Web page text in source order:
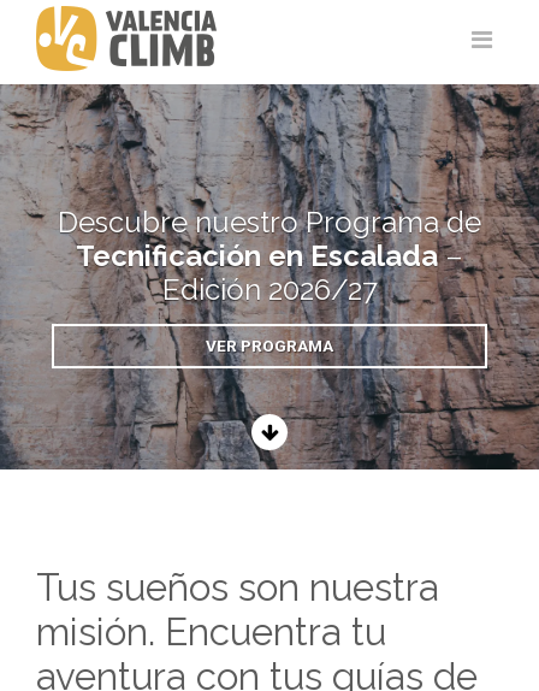
Descubre nuestro Programa de
Tecnificación en Escalada–
Edición 2026/27
VER PROGRAMA
Tus sueños son nuestra
misión. Encuentra tu
aventura con tus guías de